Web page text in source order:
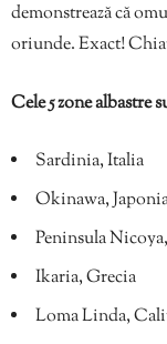
demonstrează că
oriunde. Exact!
Cele 5 zone albastre
Sardinia, Italia
Okinawa,
Peninsula
Ikaria, Grecia
Loma Linda,